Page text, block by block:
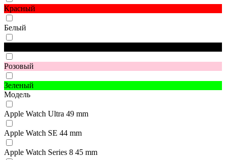
Красный
Белый
Розовый
Зеленый
Модель
Apple Watch Ultra 49 mm
Apple Watch SE 44 mm
Apple Watch Series 8 45 mm